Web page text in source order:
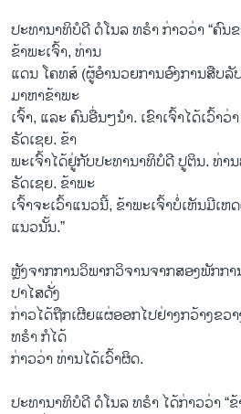
ປະທານາທິບໍດີ ດໍໂນລ ທຣຳ ກ່າວວ່າ “ຄົນ
ຂ້າພະເຈົ້າ, ທ່ານ
ແດນ ໂຄທສ໌ (ຜູ້ອຳນວຍການອົງການສືບລັ
ມາຫາຂ້າພະ
ເຈົ້າ, ແລະ ຄົນອື່ນໆນຳ. ເຂົາເຈົ້າໄດ້ເວົ້າ
ຣັດເຊຍ. ຂ້າ
ພະເຈົ້າໄດ້ຢູ່ກັບປະທານາທິບໍດີ ປູຕິນ. ທ່າ
ຣັດເຊຍ. ຂ້າພະ
ເຈົ້າຈະເວົ້າແນວນີ້, ຂ້າພະເຈົ້າບໍ່ເຫັນມີເ
ແນວນັ້ນ.”
ຫຼັງຈາກການວິພາກວິຈານຈາກສອງພັກກາ
ປາໄສດັ່ງ
ກ່າວໄດ້ຖືກເຜີຍແຜ່ອອກໄປຢ່າງກວ້າງຂວ
ທຣຳ ກໍໄດ້
ກ່າວວ່າ ທ່ານໄດ້ເວົ້າຜິດ.
ປະທານາທິບໍດີ ດໍໂນລ ທຣຳ ໄດ້ກ່າວວ່າ “ຂ້